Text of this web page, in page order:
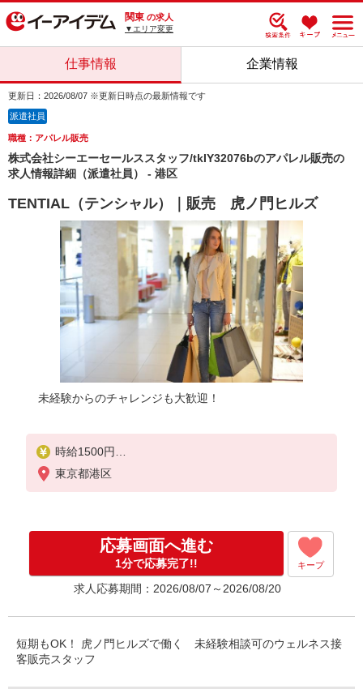
関東 の求人
▼エリア変更
仕事情報 企業情報
更新日：2026/08/07 ※更新日時点の最新情報です
派遣社員
職種：アパレル販売
株式会社シーエーセールススタッフ/tkIY32076bのアパレル販売の
求人情報詳細（派遣社員） - 港区
TENTIAL（テンシャル）｜販売 虎ノ門ヒルズ
未経験からのチャレンジも大歓迎！
時給1500円
給与例 264,000円＋交通費全額＋残業代一分単位
東京都港区
応募画面へ進む
1分で応募完了!! キープ
求人応募期間：2026/08/07～2026/08/20
短期もOK！ 虎ノ門ヒルズで働く 未経験相談可のウェルネス接
客販売スタッフ